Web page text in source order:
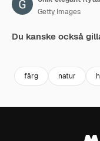
Getty Images
Du kanske också
färg natur